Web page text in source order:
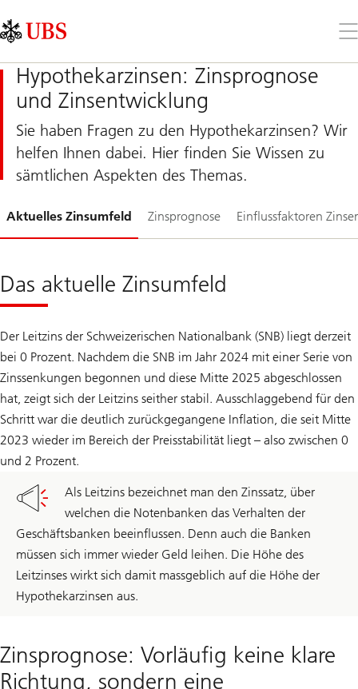
Links
Area
Sie
Hypothekarzinsen: Zinsprognose
und Zinsentwicklung
Sie haben Fragen zu den Hypothekarzinsen? Wir
helfen Ihnen dabei. Hier finden Sie Wissen zu
sämtlichen Aspekten des Themas.
Aktuelles Zinsumfeld Zinsprognose Einflussfaktoren
1-
Das aktuelle Zinsumfeld
Der Leitzins der Schweizerischen Nationalbank (SNB) liegt derzeit
bei 0 Prozent. Nachdem die SNB im Jahr 2024 mit einer Serie von
Zinssenkungen begonnen und diese Mitte 2025 abgeschlossen
hat, zeigt sich der Leitzins seither stabil. Ausschlaggebend für den
Schritt war die deutlich zurückgegangene Inflation, die seit Mitte
2023 wieder im Bereich der Preisstabilität liegt – also zwischen 0
und 2 Prozent.
Als Leitzins bezeichnet man den Zinssatz, über
welchen die Notenbanken das Verhalten der
Geschäftsbanken beeinflussen. Denn auch die Banken
müssen sich immer wieder Geld leihen. Die Höhe des
Leitzinses wirkt sich damit massgeblich auf die Höhe der
Hypothekarzinsen aus.
Zinsprognose: Vorläufig keine klare
Richtung, sondern eine